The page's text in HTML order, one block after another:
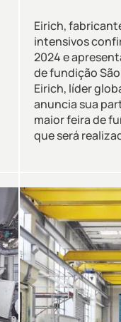
Eirich,
intensivos
2024 e
de fundição
Eirich, líder
anuncia sua
maior feira de
que será